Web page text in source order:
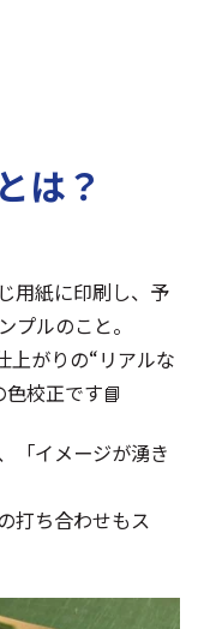
は？
用紙に印刷し、予
プルのこと。
上がりの“リアルな
校正です📘
「イメージが湧き
打ち合わせもス